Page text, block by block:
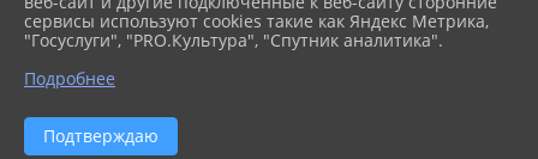
2026 г. museumkam.ru
Вход
Карта сайта
Политика обработки персональных данных
Сделано на KubCMS
Разработка и поддержка
сервисы используют cookies такие как Яндекс Метрика,
"Госуслуги", "PRO.Культура", "Спутник аналитика".
Подробнее
Подтверждаю